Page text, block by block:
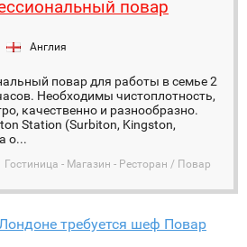
повар
Англия
повар для работы в семье 2
Необходимы чистоплотность,
качественно и разнообразно.
Station (Surbiton, Kingston,
о...
Гостиница - Магазин - Ресторан / Повар
требуется шеф Повар